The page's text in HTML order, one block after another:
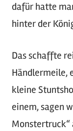
dafür hatte
hinter der
Das schaffte
Händlermeile,
kleine
einem, sagen
Monstertruck“